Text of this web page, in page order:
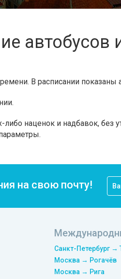
автобусов
В расписании
наценок и надбавок,
на свою почту!
Санкт-Петербург →
Москва → Рогачёв
Москва → Рига